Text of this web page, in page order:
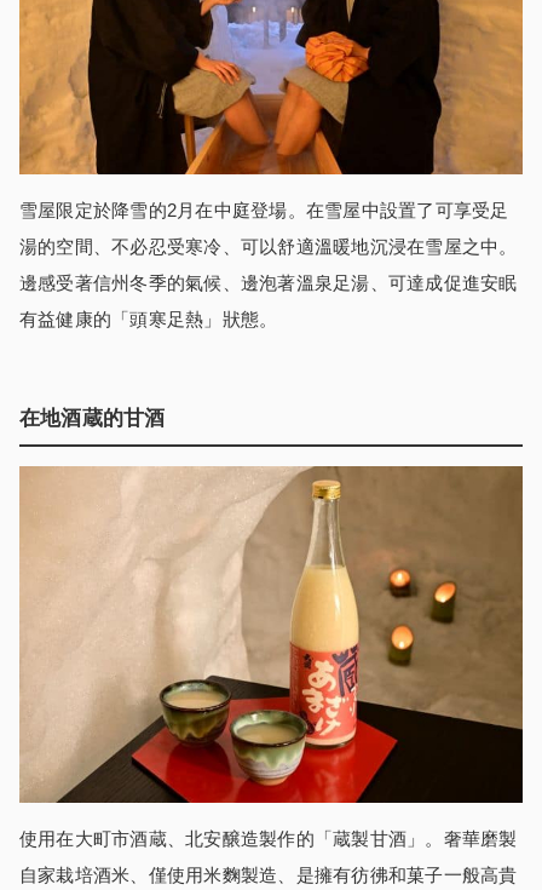
雪屋限定於降雪的2月在中庭登場。在雪屋中設置了可享受足
湯的空間、不必忍受寒冷、可以舒適溫暖地沉浸在雪屋之中。
邊感受著信州冬季的氣候、邊泡著溫泉足湯、可達成促進安眠
有益健康的「頭寒足熱」狀態。
在地酒蔵的甘酒
使用在大町市酒蔵、北安醸造製作的「蔵製甘酒」。奢華磨製
自家栽培酒米、僅使用米麴製造、是擁有彷彿和菓子一般高貴